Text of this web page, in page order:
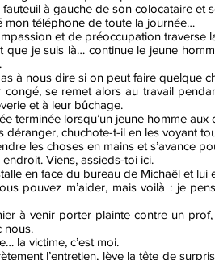
à gauche de son colocataire et
mon téléphone de toute la journée…
et de préoccupation traverse
je suis là… continue le jeune
à nous dire si on peut faire quelque
se remet alors au travail
et à leur bûchage.
terminée lorsqu’un jeune homme
chuchote-t-il en les voyant
les choses en mains et s’avance
Viens, assieds-toi ici.
en face du bureau de Michaël et lui
pouvez m’aider, mais voilà : je
à venir porter plainte contre un
nous.
la victime, c’est moi.
l’entretien, lève la tête de